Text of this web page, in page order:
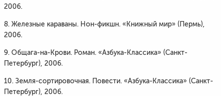
2006.
8. Железные караваны. Нон-фикшн. «Книжный мир» (Пермь),
2006.
9. Общага-на-Крови. Роман. «Азбука-Классика» (Санкт-
Петербург), 2006.
10. Земля-сортировочная. Повести. «Азбука-Классика» (Санкт-
Петербург), 2006.